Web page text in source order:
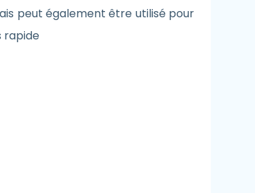
peut également être utilisé pour
rapide